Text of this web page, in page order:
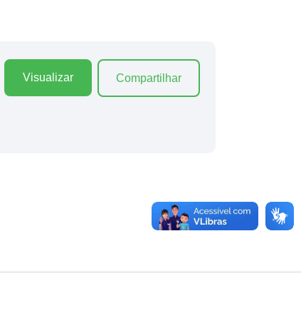
Visualizar Compartilhar